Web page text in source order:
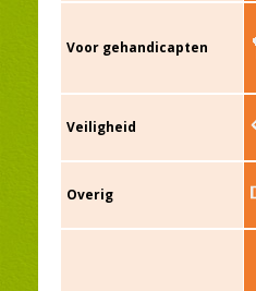
Voor gehandicapten
Veiligheid
Overig